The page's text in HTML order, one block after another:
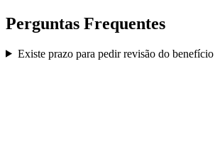
Perguntas Frequentes
Existe prazo para pedir revisão do